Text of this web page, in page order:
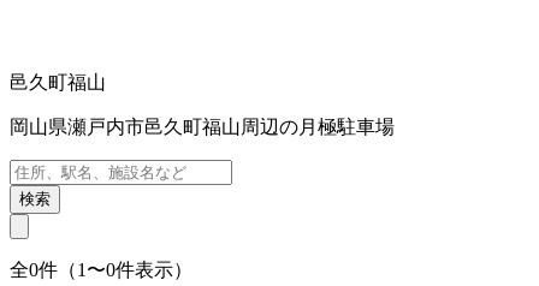
邑久町福山
岡山県瀬戸内市邑久町福山周辺の月極駐車場
検索
全0件（1〜0件表示）